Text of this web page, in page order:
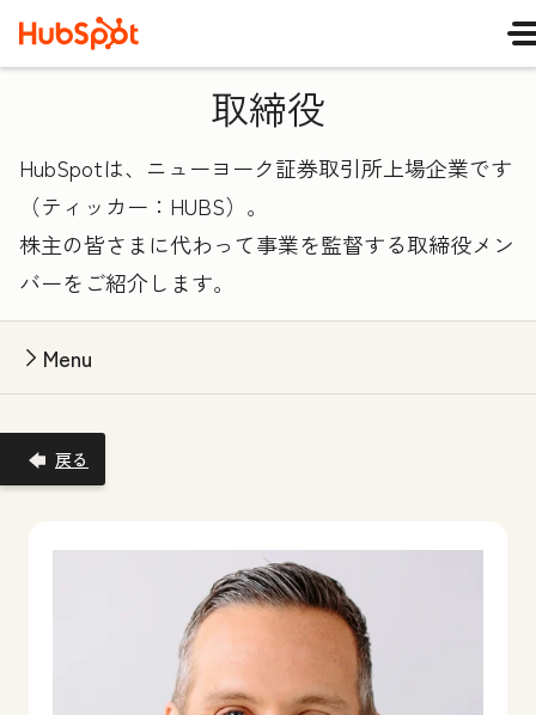
取締役
HubSpotは、ニューヨーク証券取引所上場企業です
（ティッカー：HUBS）。
株主の皆さまに代わって事業を監督する取締役メン
バーをご紹介します。
Menu
戻る